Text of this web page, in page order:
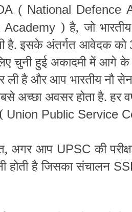
( National Defence
) है, जो
है. इसके अंतर्गत आवेदक को 3
चुनी हुई अकादमी में आगे के
है और आप भारतीय नौ सेना
अच्छा अवसर होता है. हर
( Union Public Service
अगर आप UPSC की
होती है जिसका संचालन